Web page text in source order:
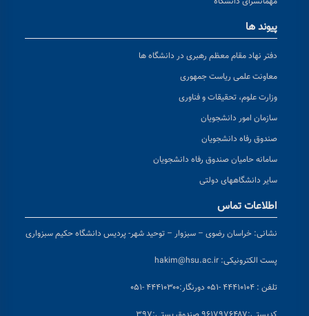
پیوند ها
دفتر نهاد مقام معظم رهبری در دانشگاه ها
معاونت علمی ریاست جمهوری
وزارت علوم، تحقیقات و فناوری
سازمان امور دانشجویان
صندوق رفاه دانشجویان
سامانه حامیان صندوق رفاه دانشجویان
سایر دانشگاههای دولتی
اطلاعات تماس
نشانی: خراسان رضوی – سبزوار – توحید شهر- پردیس دانشگاه حکیم سبزواری
پست الکترونیکی: hakim@hsu.ac.ir
تلفن : ۴۴۴۱۰۱۰۴ -۰۵۱ دورنگار:۴۴۴۱۰۳۰۰ -۰۵۱